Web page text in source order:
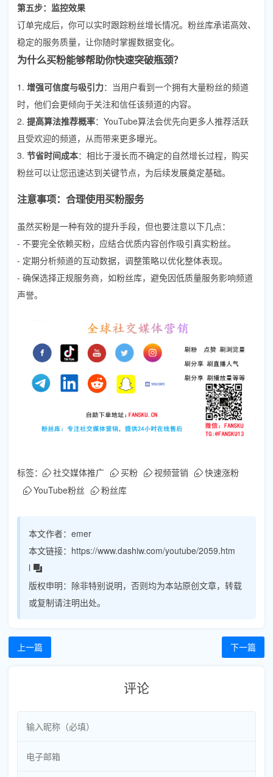
第五步：监控效果
订单完成后，你可以实时跟踪粉丝增长情况。粉丝库承诺高效、
稳定的服务质量，让你随时掌握数据变化。
为什么买粉能够帮助你快速突破瓶颈？
1. 增强可信度与吸引力：当用户看到一个拥有大量粉丝的频道
时，他们会更倾向于关注和信任该频道的内容。
2. 提高算法推荐概率：YouTube算法会优先向更多人推荐活跃
且受欢迎的频道，从而带来更多曝光。
3. 节省时间成本：相比于漫长而不确定的自然增长过程，购买
粉丝可以让您迅速达到关键节点，为后续发展奠定基础。
注意事项：合理使用买粉服务
虽然买粉是一种有效的提升手段，但也要注意以下几点：
- 不要完全依赖买粉，应结合优质内容创作吸引真实粉丝。
- 定期分析频道的互动数据，调整策略以优化整体表现。
- 确保选择正规服务商，如粉丝库，避免因低质量服务影响频道
声誉。
标签： 社交媒体推广 买粉 视频营销
快速涨粉
YouTube粉丝
粉丝库
本文作者： emer
本文链接： https://www.dashiw.com/youtube/2059.htm
l
版权申明： 除非特别说明，否则均为本站原创文章，转载
或复制请注明出处。
上一篇 下一篇
评论